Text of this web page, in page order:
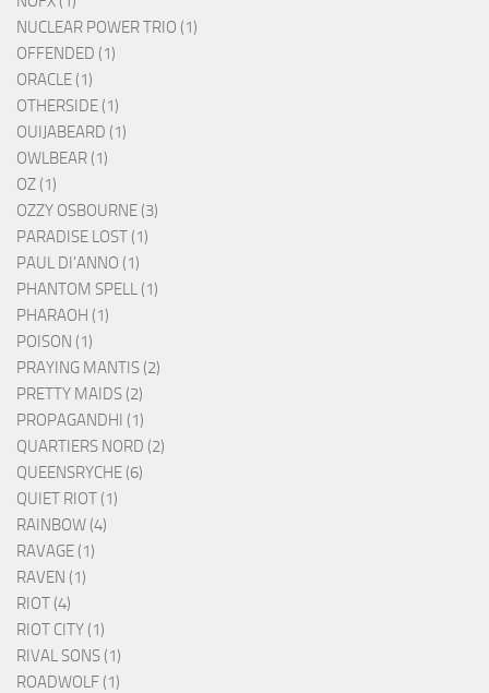
NUCLEAR POWER TRIO (1)
OFFENDED (1)
ORACLE (1)
OTHERSIDE (1)
OUIJABEARD (1)
OWLBEAR (1)
OZ (1)
OZZY OSBOURNE (3)
PARADISE LOST (1)
PAUL DI'ANNO (1)
PHANTOM SPELL (1)
PHARAOH (1)
POISON (1)
PRAYING MANTIS (2)
PRETTY MAIDS (2)
PROPAGANDHI (1)
QUARTIERS NORD (2)
QUEENSRYCHE (6)
QUIET RIOT (1)
RAINBOW (4)
RAVAGE (1)
RAVEN (1)
RIOT (4)
RIOT CITY (1)
RIVAL SONS (1)
ROADWOLF (1)